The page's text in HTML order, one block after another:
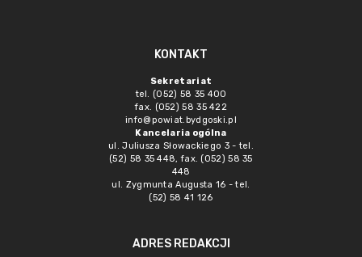
KONTAKT
Sekretariat
tel. (052) 58 35 400
fax. (052) 58 35 422
info@powiat.bydgoski.pl
Kancelaria ogólna
ul. Juliusza Słowackiego 3 - tel.
(52) 58 35 448, fax. (052) 58 35
448
ul. Zygmunta Augusta 16 - tel.
(52) 58 41 126
ADRES REDAKCJI